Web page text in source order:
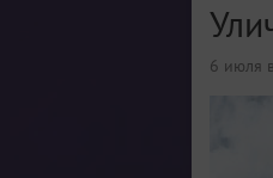
6 июля